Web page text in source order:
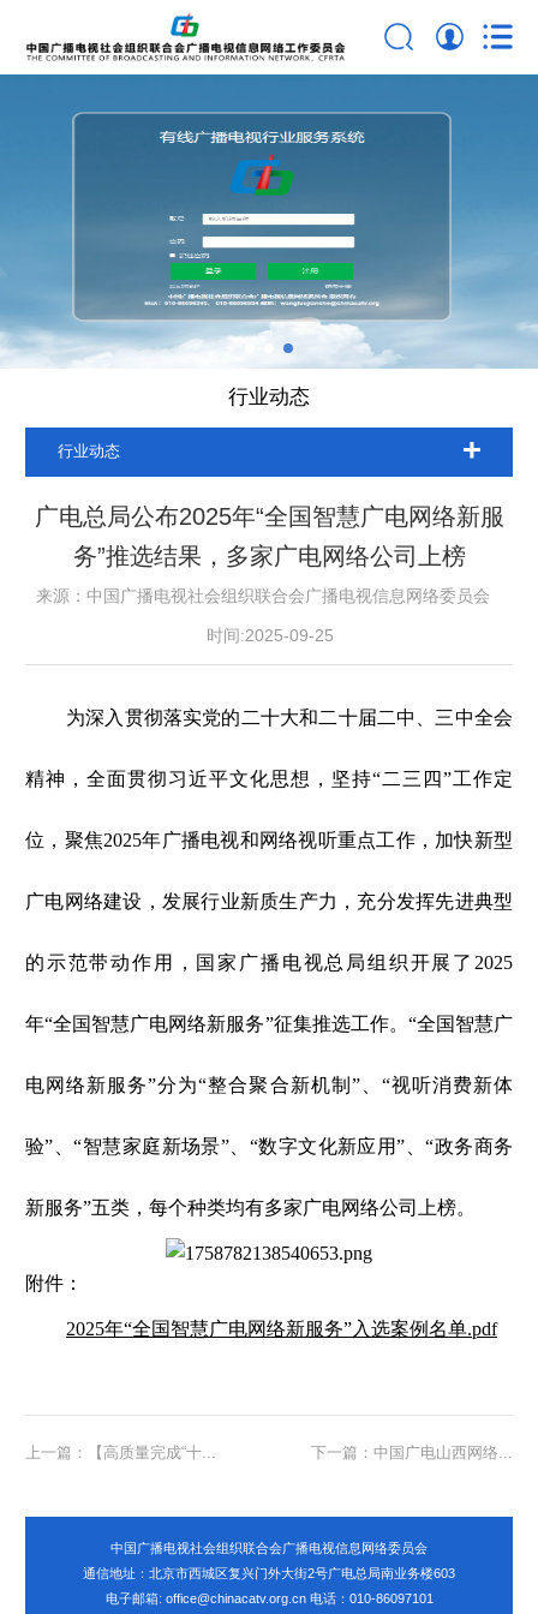
行业动态
行业动态
广电总局公布2025年“全国智慧广电网络新服
务”推选结果，多家广电网络公司上榜
来源：中国广播电视社会组织联合会广播电视信息网络委员会
时间:2025-09-25
为深入贯彻落实党的二十大和二十届二中、三中全会
精神，全面贯彻习近平文化思想，坚持“二三四”工作定
位，聚焦2025年广播电视和网络视听重点工作，加快新型
广电网络建设，发展行业新质生产力，充分发挥先进典型
的示范带动作用，国家广播电视总局组织开展了2025
年“全国智慧广电网络新服务”征集推选工作。“全国智慧广
电网络新服务”分为“整合聚合新机制”、“视听消费新体
验”、“智慧家庭新场景”、“数字文化新应用”、“政务商务
新服务”五类，每个种类均有多家广电网络公司上榜。
附件：
2025年“全国智慧广电网络新服务”入选案例名单.pdf
上一篇：【高质量完成“十... 下一篇：中国广电山西网络...
中国广播电视社会组织联合会广播电视信息网络委员会
通信地址：北京市西城区复兴门外大街2号广电总局南业务楼603
电子邮箱: office@chinacatv.org.cn 电话：010-86097101